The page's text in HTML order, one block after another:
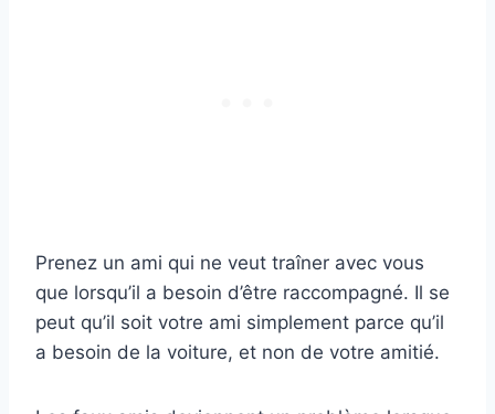
Prenez un ami qui ne veut traîner avec vous
que lorsqu’il a besoin d’être raccompagné. Il se
peut qu’il soit votre ami simplement parce qu’il
a besoin de la voiture, et non de votre amitié.